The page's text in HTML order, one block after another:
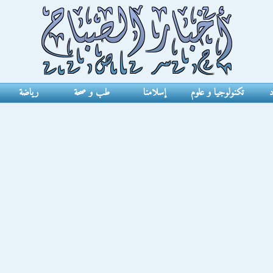
تكنولوجيا و علوم إسلامنا طب و صحة رياضة